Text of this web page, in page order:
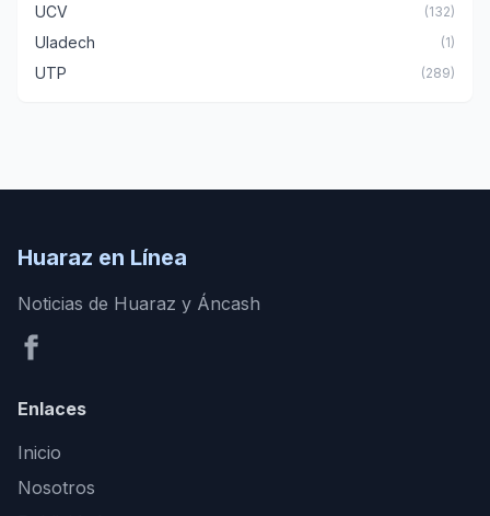
UCV (132)
Uladech (1)
UTP (289)
Huaraz en Línea
Noticias de Huaraz y Áncash
Enlaces
Inicio
Nosotros